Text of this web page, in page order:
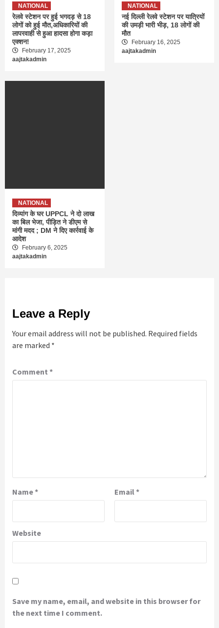
NATIONAL
रेलवे स्टेशन पर हुई भगदड़ से 18
लोगों को हुई मौत,अधिकारियों की
लापरवाही से हुआ हादसा होगा कड़ा
एक्शन!
February 17, 2025
aajtakadmin
NATIONAL
नई दिल्ली रेलवे स्टेशन पर यात्रियों
की उमड़ी भारी भीड़, 18 लोगों की
मौत
February 16, 2025
aajtakadmin
NATIONAL
दिव्यांग के घर UPPCL ने दो लाख
का बिल भेजा, पीड़ित ने डीएम से
मांगी मदद ; DM ने दिए कार्रवाई के
आदेश
February 6, 2025
aajtakadmin
Leave a Reply
Your email address will not be published. Required fields
are marked *
Comment *
Name* Email *
Website
Save my name, email, and website in this browser for
the next time I comment.